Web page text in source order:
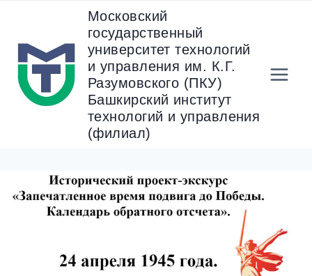
содержанию
Московский
государственный
университет технологий
и управления им. К.Г.
Разумовского (ПКУ)
Башкирский институт
технологий и управления
(филиал)